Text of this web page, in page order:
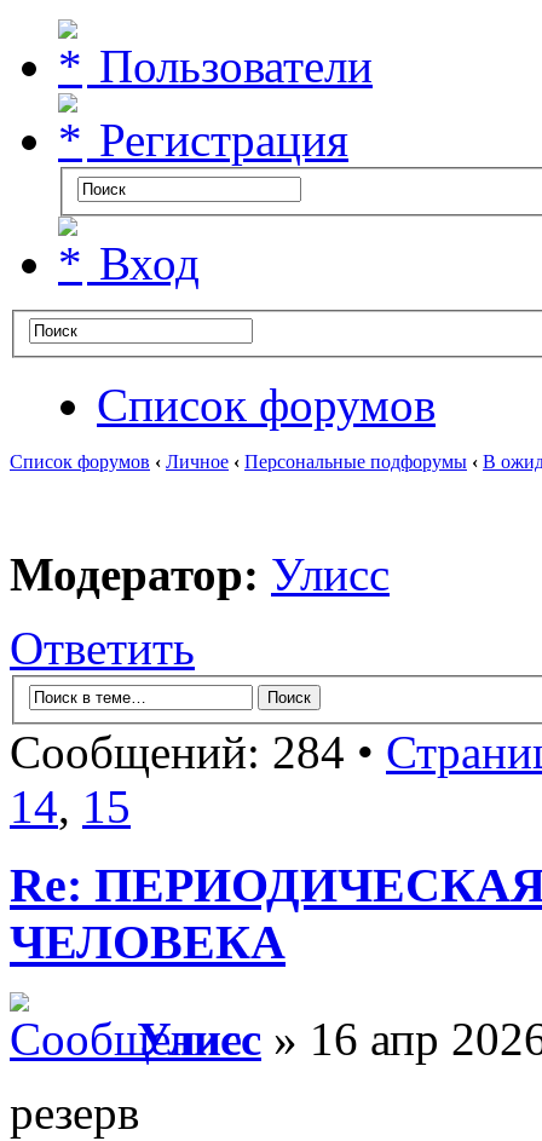
Пользователи
Регистрация
Вход
Список форумов
Список форумов ‹ Личное ‹ Персональные подфорумы ‹ В
Модератор: Улисс
Ответить
Сообщений: 284 •
14, 15
Re:
ЧЕЛОВЕКА
Улисс » 16 апр
резерв